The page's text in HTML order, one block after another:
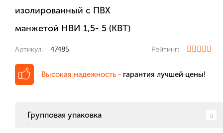
изолированный с ПВХ
манжетой НВИ 1,5- 5 (КВТ)
Артикул: 47485 Рейтинг:
Высокая надежность - гарантия лучшей цены!
Групповая упаковка